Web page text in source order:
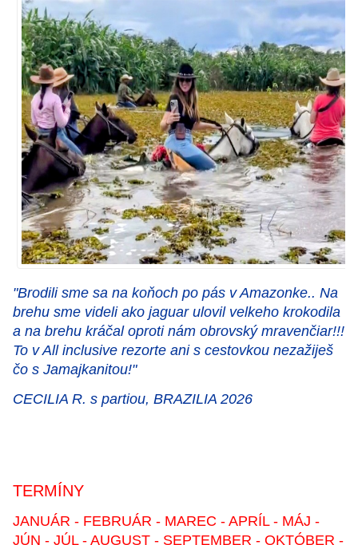
"Brodili sme sa na koňoch po pás v Amazonke.. Na
brehu sme videli ako jaguar ulovil velkeho krokodila
a na brehu kráčal oproti nám obrovský mravenčiar!!!
To v All inclusive rezorte ani s cestovkou nezažiješ
čo s Jamajkanitou!"
CECILIA R. s partiou, BRAZILIA 2026
TERMÍNY
JANUÁR - FEBRUÁR - MAREC - APRÍL - MÁJ -
JÚN - JÚL - AUGUST - SEPTEMBER - OKTÓBER -